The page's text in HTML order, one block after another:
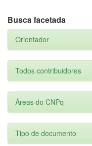
Busca facetada
Orientador
Todos contribuidores
Áreas do CNPq
Tipo de documento